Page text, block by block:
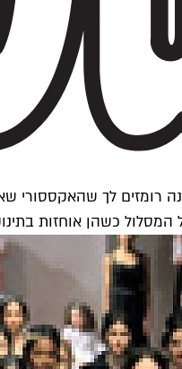
רומזים לך שהאקססורי
המסלול כשהן אוחזות